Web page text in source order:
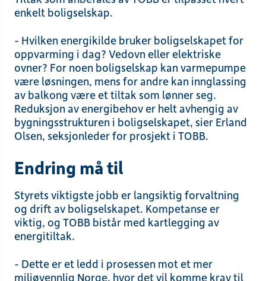
enkelt boligselskap.
- Hvilken energikilde bruker boligselskapet for
oppvarming i dag? Vedovn eller elektriske
ovner? For noen boligselskap kan varmepumpe
være løsningen, mens for andre kan innglassing
av balkong være et tiltak som lønner seg.
Reduksjon av energibehov er helt avhengig av
bygningsstrukturen i boligselskapet, sier Erland
Olsen, seksjonleder for prosjekt i TOBB.
Endring må til
Styrets viktigste jobb er langsiktig forvaltning
og drift av boligselskapet. Kompetanse er
viktig, og TOBB bistår med kartlegging av
energitiltak.
- Dette er et ledd i prosessen mot et mer
miljøvennlig Norge, hvor det vil komme krav til